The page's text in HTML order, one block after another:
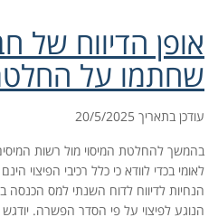
אופן הדיווח של
שחתמו על
עודכן בתאריך 20/5/2025
בהמשך להחלטת המיסוי מול רשות
לאומי בכדי לוודא כי כלל רכיבי הפיצוי
הנחיות לדיווח לדוח השנתי למס
הנוגע לפיצוי על פי הסדר הפשרה.